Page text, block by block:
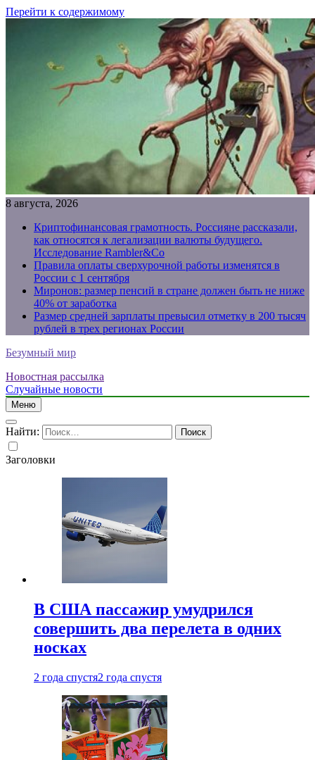
Перейти к содержимому
8 августа, 2026
Криптофинансовая грамотность. Россияне рассказали,
как относятся к легализации валюты будущего.
Исследование Rambler&Co
Правила оплаты сверхурочной работы изменятся в
России с 1 сентября
Миронов: размер пенсий в стране должен быть не ниже
40% от заработка
Размер средней зарплаты превысил отметку в 200 тысяч
рублей в трех регионах России
Безумный мир
Новостная рассылка
Случайные новости
Меню
Найти:
Заголовки
В США пассажир умудрился
совершить два перелета в одних
носках
2 года спустя2 года спустя